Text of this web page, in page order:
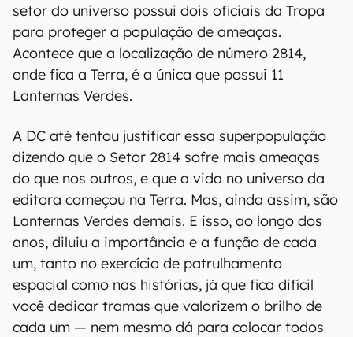
setor do universo possui dois oficiais da Tropa
para proteger a população de ameaças.
Acontece que a localização de número 2814,
onde fica a Terra, é a única que possui 11
Lanternas Verdes.
A DC até tentou justificar essa superpopulação
dizendo que o Setor 2814 sofre mais ameaças
do que nos outros, e que a vida no universo da
editora começou na Terra. Mas, ainda assim, são
Lanternas Verdes demais. E isso, ao longo dos
anos, diluiu a importância e a função de cada
um, tanto no exercício de patrulhamento
espacial como nas histórias, já que fica difícil
você dedicar tramas que valorizem o brilho de
cada um — nem mesmo dá para colocar todos